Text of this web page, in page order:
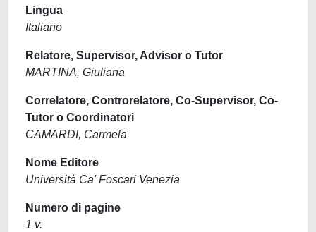
Lingua
Italiano
Relatore, Supervisor, Advisor o Tutor
MARTINA, Giuliana
Correlatore, Controrelatore, Co-Supervisor, Co-
Tutor o Coordinatori
CAMARDI, Carmela
Nome Editore
Università Ca' Foscari Venezia
Numero di pagine
1 v.